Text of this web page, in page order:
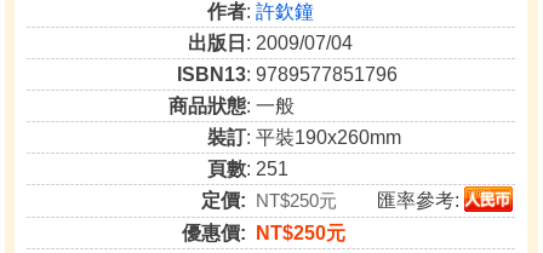
作者:許欽鐘
出版日 : 2009/07/04
ISBN13: 9789577851796
商品狀態: 一般
裝訂: 平裝190x260mm
頁數: 251
定價: NT$250元
匯率參考:
優惠價:
NT$250元